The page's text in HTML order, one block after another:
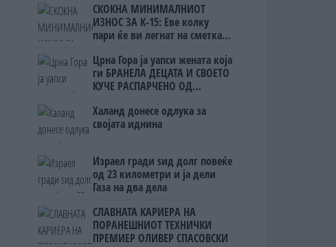
СКОКНА МИНИМАЛНИОТ
ИЗНОС ЗА К-15: Еве колку
пари ќе ви легнат на сметка
Црна Гора ја уапси жената која
ги БРАНЕЛА ДЕЦАТА И СВОЕТО
КУЧЕ РАСПАРЧЕНО ОД
Халанд донесе одлука за
својата иднина
Израел гради ѕид долг повеќе
од 23 километри и ја дели
Газа на два дела
СЛАВНАТА КАРИЕРА НА
ПОРАНЕШНИОТ ТЕХНИЧКИ
ПРЕМИЕР ОЛИВЕР СПАСОВСКИ